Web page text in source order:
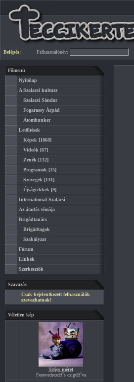
Belépés: Felhasználónév:
Főmenü
Nyitólap
A Szalacsi kultusz
Szalacsi Sándor
Fogarassy Árpád
Atombunker
Letöltések
Képek [1868]
Videók [67]
Zenék [132]
Programok [15]
Szövegek [131]
Újságcikkek [9]
International Szalacsi
Az átadás témája
Brigádtanács
Brigádtagok
Szabályzat
Fórum
Linkek
Szerkesztők
Szavazás
Csak bejelentkezett felhasználók
szavazhatnak!
Véletlen kép
Teljes méret
Feeevedrezďż˝s csigďż˝va